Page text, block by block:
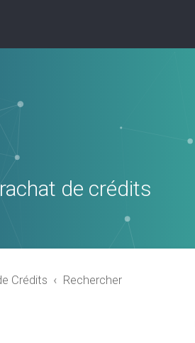
de crédits
Crédits Rechercher